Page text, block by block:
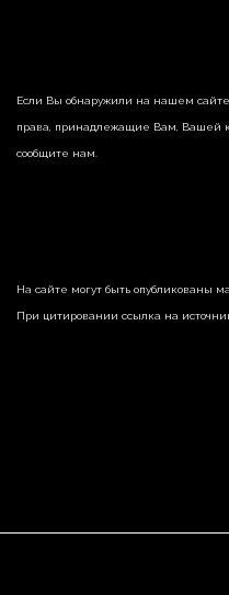
Если Вы обнаружили на нашем
права, принадлежащие Вам, Вашей
сообщите нам.
На сайте могут быть опубликованы
При цитировании ссылка на источник